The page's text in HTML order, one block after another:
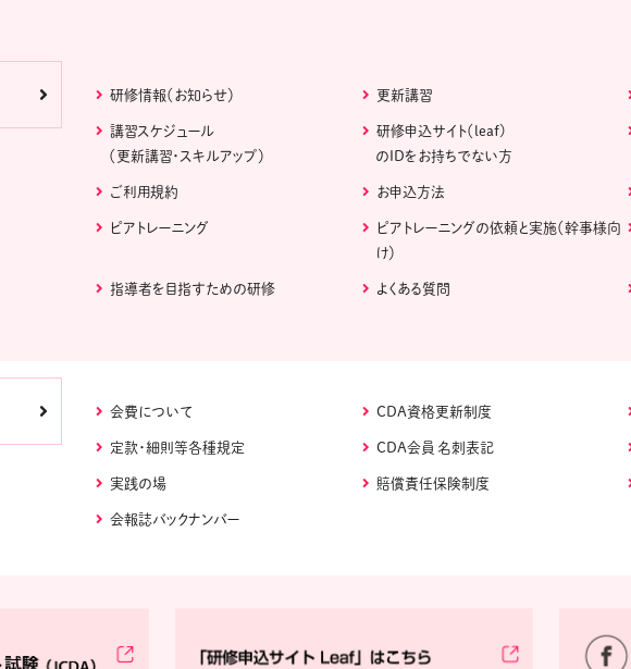
研修情報（お知らせ） 更新講習
講習スケジュール
（更新講習・スキルアップ）
研修申込サイト（leaf)
のIDをお持ちでない方
ご利用規約 お申込方法
ピアトレーニング
ピアトレーニングの依頼と実施（幹事様向
け）
指導者を目指すための研修 よくある質問
会費について CDA資格更新制度
定款・細則等各種規定 CDA会員 名刺表記
実践の場 賠償責任保険制度
会報誌バックナンバー